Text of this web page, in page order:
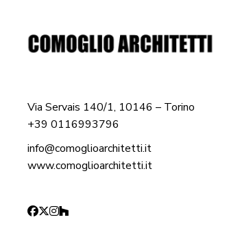
Via Servais 140/1, 10146 – Torino
+39 0116993796
info@comoglioarchitetti.it
www.comoglioarchitetti.it